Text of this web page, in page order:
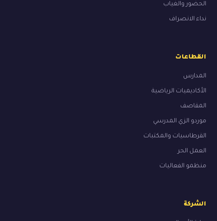
الحضور والغياب
نداء الانصراف
القطاعات
المدارس
الأكاديميات الرياضية
المقاصف
موردو الزي المدرسي
القرطاسيات والمكتبات
العمل الحر
منظمو الفعاليات
الشركة